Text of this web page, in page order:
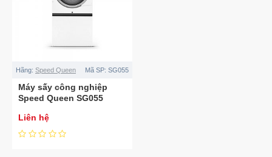
Hãng: Speed Queen Mã SP: SG055
Máy sấy công nghiệp
Speed Queen SG055
Liên hệ